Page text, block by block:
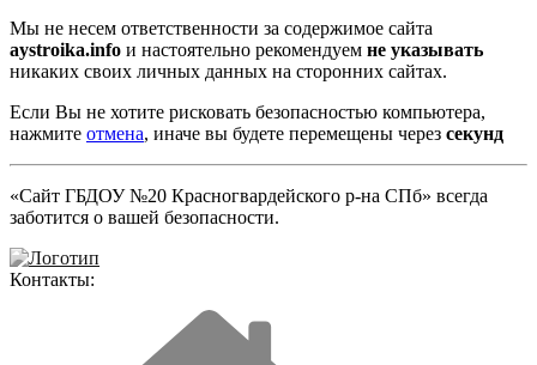
Мы не несем ответственности за содержимое сайта
aystroika.info и настоятельно рекомендуем не указывать
никаких своих личных данных на сторонних сайтах.
Если Вы не хотите рисковать безопасностью компьютера,
нажмите отмена, иначе вы будете перемещены через секунд
«Сайт ГБДОУ №20 Красногвардейского р-на СПб» всегда
заботится о вашей безопасности.
Контакты: